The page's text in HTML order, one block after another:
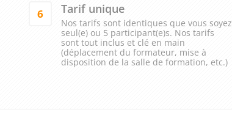
6 Tarif unique
Nos tarifs sont identiques que vous soyez
seul(e) ou 5 participant(e)s. Nos tarifs
sont tout inclus et clé en main
(déplacement du formateur, mise à
disposition de la salle de formation, etc.)